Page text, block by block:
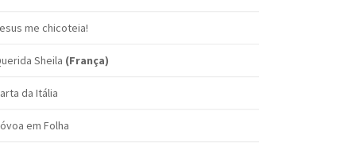
me chicoteia!
Sheila (França)
da Itália
em Folha